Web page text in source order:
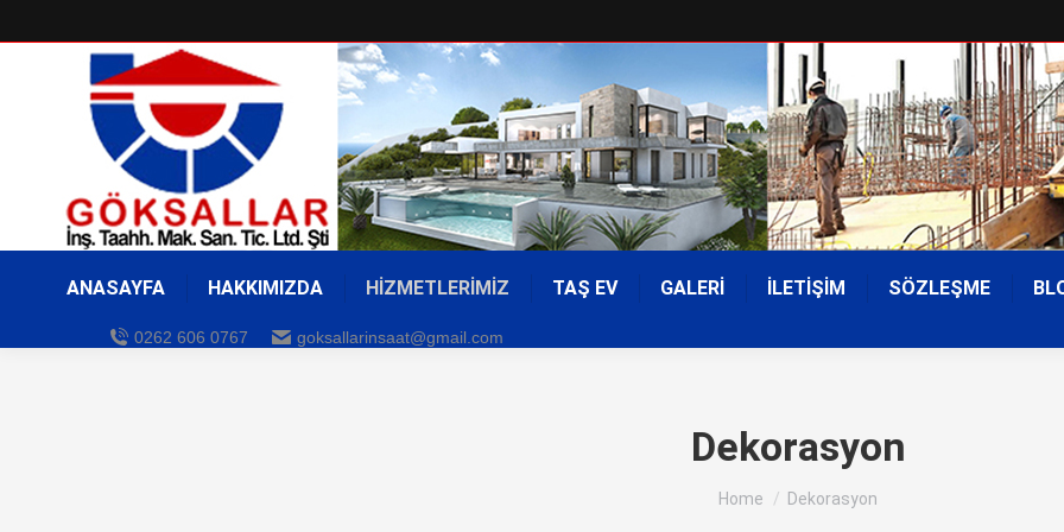
ANASAYFA HAKKIMIZDA HİZMETLERİMİZ TAŞ EV GALERİ İLETİŞİM SÖZLEŞME
0262 606 0767 goksallarinsaat@gmail.com
Dekorasyon
You are here:
Home Dekorasyon